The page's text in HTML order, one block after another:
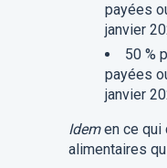
payées
janvier
50 %
payées
janvier
Idemen ce qui
alimentaires